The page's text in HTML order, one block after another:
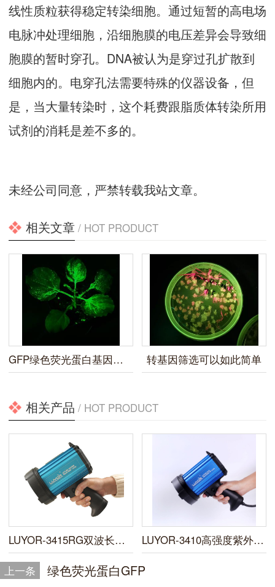
线性质粒获得稳定转染细胞。通过短暂的高电场
电脉冲处理细胞，沿细胞膜的电压差异会导致细
胞膜的暂时穿孔。DNA被认为是穿过孔扩散到
细胞内的。电穿孔法需要特殊的仪器设备，但
是，当大量转染时，这个耗费跟脂质体转染所用
试剂的消耗是差不多的。
未经公司同意，严禁转载我站文章。
相关文章 / HOT PRODUCT
GFP绿色荧光蛋白基因标记的观察方法 转基因筛选可以如此简单
相关产品 / HOT PRODUCT
LUYOR-3415RG双波长便携式荧光蛋白激发光源 LUYOR-3410高强度紫外线灯
上一条 绿色荧光蛋白GFP